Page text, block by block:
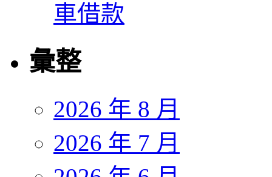
車借款
彙整
2026 年 8 月
2026 年 7 月